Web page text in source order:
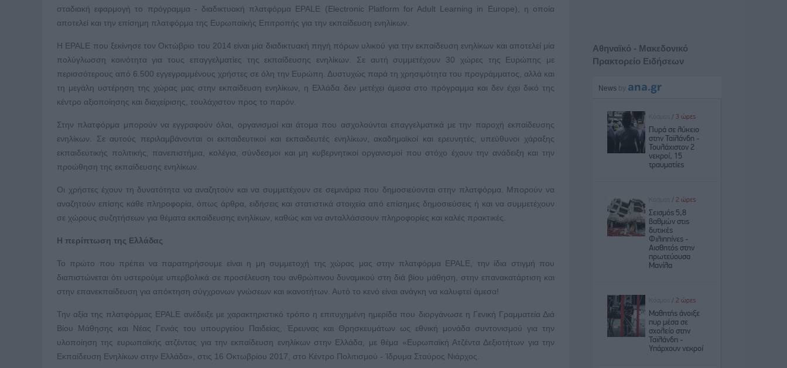
σταδιακή εφαρμογή το πρόγραμμα - διαδικτυακή πλατφόρμα EPALE (Electronic Platform for Adult Learning in Europe), η οποία
αποτελεί και την επίσημη πλατφόρμα της Ευρωπαϊκής Επιτροπής για την εκπαίδευση ενηλίκων.
Η EPALE που ξεκίνησε τον Οκτώβριο του 2014 είναι μία διαδικτυακή πηγή πόρων υλικού για την εκπαίδευση ενηλίκων και αποτελεί μία
πολύγλωσση κοινότητα για τους επαγγελματίες της εκπαίδευσης ενηλίκων. Σε αυτή συμμετέχουν 30 χώρες της Ευρώπης με
περισσότερους από 6.500 εγγεγραμμένους χρήστες σε όλη την Ευρώπη. Δυστυχώς παρά τη χρησιμότητα του προγράμματος, αλλά και
τη μεγάλη υστέρηση της χώρας μας στην εκπαίδευση ενηλίκων, η Ελλάδα δεν μετέχει άμεσα στο πρόγραμμα και δεν έχει δικό της
κέντρο αξιοποίησης και διαχείρισης, τουλάχιστον προς το παρόν.
Στην πλατφόρμα μπορούν να εγγραφούν όλοι, οργανισμοί και άτομα που ασχολούνται επαγγελματικά με την παροχή εκπαίδευσης
ενηλίκων. Σε αυτούς περιλαμβάνονται οι εκπαιδευτικοί και εκπαιδευτές ενηλίκων, ακαδημαϊκοί και ερευνητές, υπεύθυνοι χάραξης
εκπαιδευτικής πολιτικής, πανεπιστήμια, κολέγια, σύνδεσμοι και μη κυβερνητικοί οργανισμοί που στόχο έχουν την ανάδειξη και την
προώθηση της εκπαίδευσης ενηλίκων.
Οι χρήστες έχουν τη δυνατότητα να αναζητούν και να συμμετέχουν σε σεμινάρια που δημοσιεύονται στην πλατφόρμα. Μπορούν να
αναζητούν επίσης κάθε πληροφορία, όπως άρθρα, ειδήσεις και στατιστικά στοιχεία από επίσημες δημοσιεύσεις ή και να συμμετέχουν
σε χώρους συζητήσεων για θέματα εκπαίδευσης ενηλίκων, καθώς και να ανταλλάσσουν πληροφορίες και καλές πρακτικές.
Η περίπτωση της Ελλάδας
Το πρώτο που πρέπει να παρατηρήσουμε είναι η μη συμμετοχή της χώρας μας στην πλατφόρμα EPALE, την ίδια στιγμή που
διαπιστώνεται ότι υστερούμε υπερβολικά σε προσέλευση του ανθρώπινου δυναμικού στη διά βίου μάθηση, στην επανακατάρτιση και
στην επανεκπαίδευση για απόκτηση σύγχρονων γνώσεων και ικανοτήτων. Αυτό το κενό είναι ανάγκη να καλυφτεί άμεσα!
Την αξία της πλατφόρμας EPALE ανέδειξε με χαρακτηριστικό τρόπο η επιτυχημένη ημερίδα που διοργάνωσε η Γενική Γραμματεία Διά
Βίου Μάθησης και Νέας Γενιάς του υπουργείου Παιδείας, Έρευνας και Θρησκευμάτων ως εθνική μονάδα συντονισμού για την
υλοποίηση της ευρωπαϊκής ατζέντας για την εκπαίδευση ενηλίκων στην Ελλάδα, με θέμα «Ευρωπαϊκή Ατζέντα Δεξιοτήτων για την
Εκπαίδευση Ενηλίκων στην Ελλάδα», στις 16 Οκτωβρίου 2017, στο Κέντρο Πολιτισμού - Ίδρυμα Σταύρος Νιάρχος.
Αθηναϊκό - Μακεδονικό
Πρακτορείο Ειδήσεων